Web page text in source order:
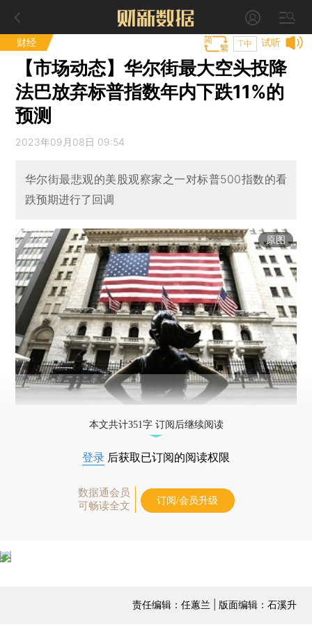
财经 试听
T中
【市场动态】华尔街最大空头投降
法巴放弃标普指数年内下跌11%的
预测
2023年09月08日 09:54
华尔街最悲观的美股观察家之一对标普500指数的看
跌预期进行了回调
原图
本文共计351字 订阅后继续阅读
登录 后获取已订阅的阅读权限
数据通会员
可畅读全文
订阅/会员升级
责任编辑：任蕙兰 | 版面编辑：石溪升